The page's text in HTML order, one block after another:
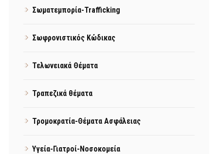
Σωματεμπορία-Trafficking
Σωφρονιστικός Κώδικας
Τελωνειακά Θέματα
Τραπεζικά θέματα
Τρομοκρατία-Θέματα Ασφάλειας
Υγεία-Γιατροί-Νοσοκομεία